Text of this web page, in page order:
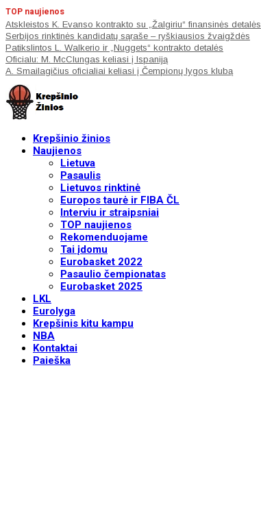
TOP naujienos
Atskleistos K. Evanso kontrakto su „Žalgiriu“ finansinės detalės
Serbijos rinktinės kandidatų sąraše – ryškiausios žvaigždės
Patikslintos L. Walkerio ir „Nuggets“ kontrakto detalės
Oficialu: M. McClungas keliasi į Ispaniją
A. Smailagičius oficialiai keliasi į Čempionų lygos klubą
Krepšinio žinios
Naujienos
Lietuva
Pasaulis
Lietuvos rinktinė
Europos taurė ir FIBA ČL
Interviu ir straipsniai
TOP naujienos
Rekomenduojame
Tai įdomu
Eurobasket 2022
Pasaulio čempionatas
Eurobasket 2025
LKL
Eurolyga
Krepšinis kitu kampu
NBA
Kontaktai
Paieška